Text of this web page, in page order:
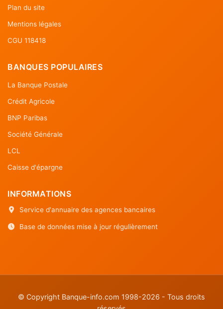
Plan du site
Mentions légales
CGU 118418
BANQUES POPULAIRES
La Banque Postale
Crédit Agricole
BNP Paribas
Société Générale
LCL
Caisse d'épargne
INFORMATIONS
Service d'annuaire des agences bancaires
Base de données mise à jour régulièrement
© Copyright Banque-info.com 1998-2026 - Tous droits